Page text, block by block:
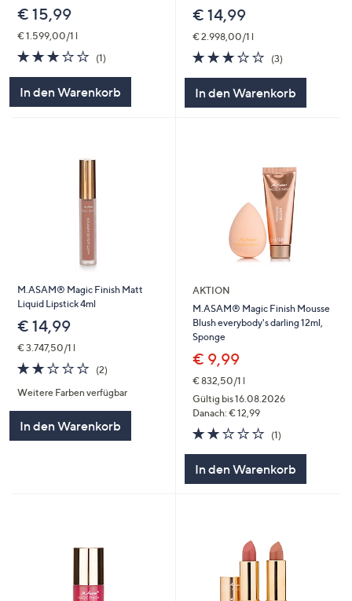
€ 15,99
€ 1.599,00/1 l
3.0
von
(1)1
In den Warenkorb
€ 14,99
€ 2.998,00/1 l
3.0
von
(3)3
In den Warenkorb
M.ASAM® Magic Finish Matt
Liquid Lipstick 4ml
€ 14,99
€ 3.747,50/1 l
2.0
von
5
(2)2
Weitere Farben verfügbar
In den Warenkorb
AKTION
M.ASAM® Magic Finish Mousse
Blush everybody's darling 12ml,
Sponge
€ 9,99
€ 832,50/1 l
Gültig bis 16.08.2026
Danach: € 12,99
2.0
von
(1)1
In den Warenkorb